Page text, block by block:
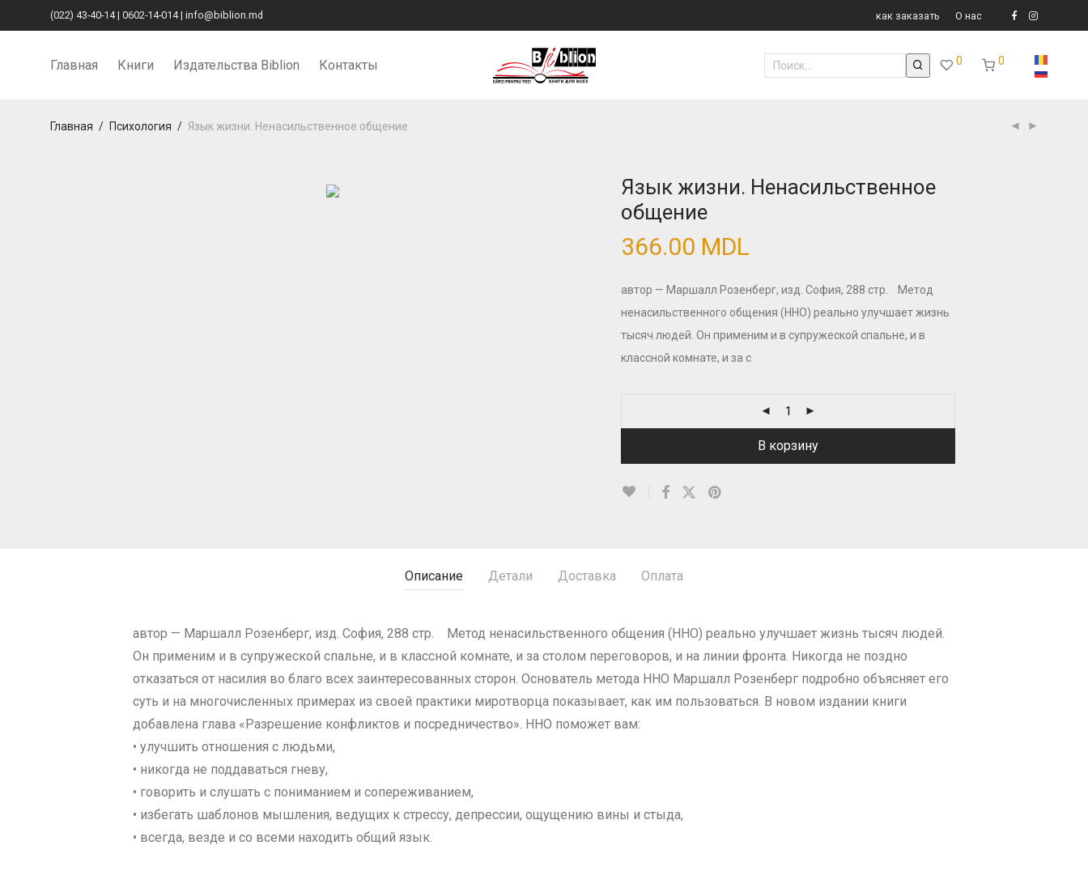
(022) 43-40-14| 0602-14-014| info@biblion.md как заказать О нас
Главная Книги Издательства Biblion Контакты 0 0
Главная / Психология / Язык жизни. Ненасильственное общение
Язык жизни. Ненасильственное
общение
366.00 MDL
автор — Маршалл Розенберг, изд. София, 288 стр. Метод
ненасильственного общения (ННО) реально улучшает жизнь
тысяч людей. Он применим и в супружеской спальне, и в
классной комнате, и за с
В корзину
Описание Детали Доставка Оплата
автор — Маршалл Розенберг, изд. София, 288 стр. Метод ненасильственного общения (ННО) реально улучшает жизнь тысяч людей.
Он применим и в супружеской спальне, и в классной комнате, и за столом переговоров, и на линии фронта. Никогда не поздно
отказаться от насилия во благо всех заинтересованных сторон. Основатель метода ННО Маршалл Розенберг подробно объясняет его
суть и на многочисленных примерах из своей практики миротворца показывает, как им пользоваться. В новом издании книги
добавлена глава «Разрешение конфликтов и посредничество». ННО поможет вам:
• улучшить отношения с людьми,
• никогда не поддаваться гневу,
• говорить и слушать с пониманием и сопереживанием,
• избегать шаблонов мышления, ведущих к стрессу, депрессии, ощущению вины и стыда,
• всегда, везде и со всеми находить общий язык.